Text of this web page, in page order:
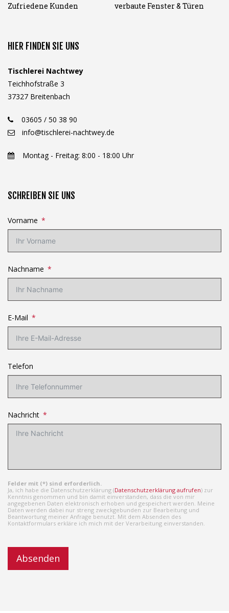
Zufriedene Kunden verbaute Fenster & Türen
HIER FINDEN SIE UNS
Tischlerei Nachtwey
Teichhofstraße 3
37327 Breitenbach
03605 / 50 38 90
info@tischlerei-nachtwey.de
Montag - Freitag: 8:00 - 18:00 Uhr
SCHREIBEN SIE UNS
Vorname
Nachname
E-Mail
Telefon
Nachricht
Felder mit (*) sind erforderlich.
Ja, ich habe die Datenschutzerklärung (Datenschutzerklärung aufrufen) zur
Kenntnis genommen und bin damit einverstanden, dass die von mir
angegebenen Daten elektronisch erhoben und gespeichert werden. Meine
Daten werden dabei nur streng zweckgebunden zur Bearbeitung und
Beantwortung meiner Anfrage benutzt. Mit dem Absenden des
Kontaktformulars erkläre ich mich mit der Verarbeitung einverstanden.
Absenden